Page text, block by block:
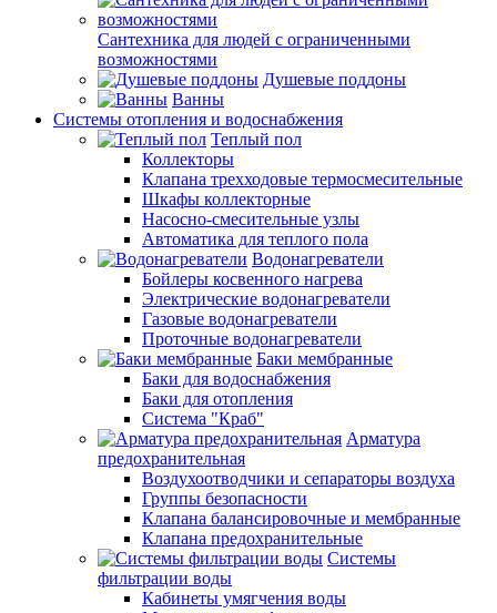
Сантехника для людей с ограниченными
возможностями
Душевые поддоны
Ванны
Системы отопления и водоснабжения
Теплый пол
Коллекторы
Клапана трехходовые термосмесительные
Шкафы коллекторные
Насосно-смесительные узлы
Автоматика для теплого пола
Водонагреватели
Бойлеры косвенного нагрева
Электрические водонагреватели
Газовые водонагреватели
Проточные водонагреватели
Баки мембранные
Баки для водоснабжения
Баки для отопления
Система "Краб"
Арматура
предохранительная
Воздухоотводчики и сепараторы воздуха
Группы безопасности
Клапана балансировочные и мембранные
Клапана предохранительные
Системы
фильтрации воды
Кабинеты умягчения воды